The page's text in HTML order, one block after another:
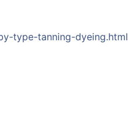
type-tanning-dyeing.html